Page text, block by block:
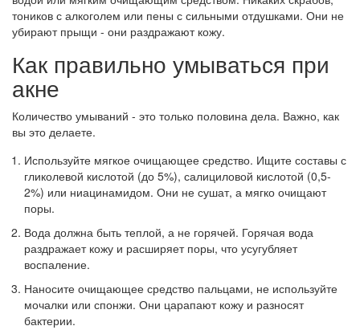
тоников с алкоголем или пены с сильными отдушками. Они не
убирают прыщи - они раздражают кожу.
Как правильно умываться при
акне
Количество умываний - это только половина дела. Важно, как
вы это делаете.
Используйте мягкое очищающее средство. Ищите составы с
гликолевой кислотой (до 5%), салициловой кислотой (0,5-
2%) или ниацинамидом. Они не сушат, а мягко очищают
поры.
Вода должна быть теплой, а не горячей. Горячая вода
раздражает кожу и расширяет поры, что усугубляет
воспаление.
Наносите очищающее средство пальцами, не используйте
мочалки или спонжи. Они царапают кожу и разносят
бактерии.